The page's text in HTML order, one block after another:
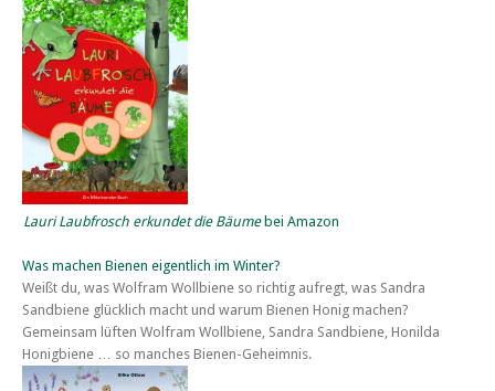
Lauri Laubfrosch erkundet die Bäumebei Amazon
Was machen Bienen eigentlich im Winter?
Weißt du, was Wolfram Wollbiene so richtig aufregt, was Sandra
Sandbiene glücklich macht und warum Bienen Honig machen?
Gemeinsam lüften Wolfram Wollbiene, Sandra Sandbiene, Honilda
Honigbiene … so manches Bienen-Geheimnis.